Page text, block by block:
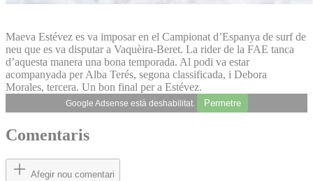
Maeva Estévez es va imposar en el Campionat d’Espanya de surf de
neu que es va disputar a Vaquèira-Beret. La rider de la FAE tanca
d’aquesta manera una bona temporada. Al podi va estar
acompanyada per Alba Terés, segona classificada, i Debora
Morales, tercera. Un bon final per a Estévez.
Google Adsense està deshabilitat. Permetre
Comentaris
Afegir nou comentari